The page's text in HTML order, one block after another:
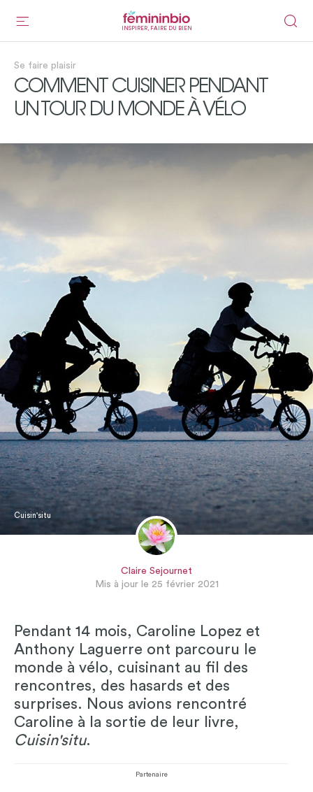
INSPIRER, FAIRE DU BIEN
Se faire plaisir
COMMENT CUISINER PENDANT
UN TOUR DU MONDE À VÉLO
Cuisin'situ
Claire Sejournet
Mis à jour le 25 février 2021
Pendant 14 mois, Caroline Lopez et
Anthony Laguerre ont parcouru le
monde à vélo, cuisinant au fil des
rencontres, des hasards et des
surprises. Nous avions rencontré
Caroline à la sortie de leur livre,
Cuisin'situ.
Partenaire